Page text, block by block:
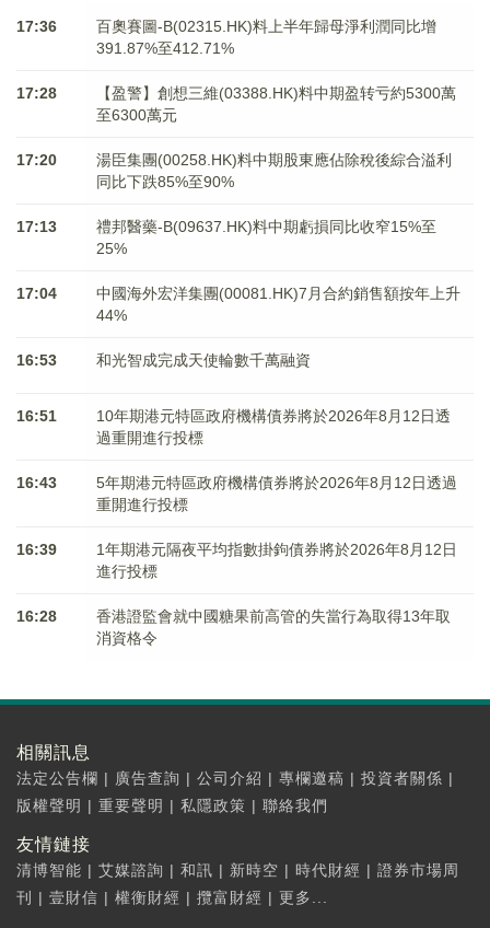
17:36
百奧賽圖-B(02315.HK)料上半年歸母淨利潤同比增
391.87%至412.71%
17:28
【盈警】創想三維(03388.HK)料中期盈转亏約5300萬
至6300萬元
17:20
湯臣集團(00258.HK)料中期股東應佔除稅後綜合溢利
同比下跌85%至90%
17:13
禮邦醫藥-B(09637.HK)料中期虧損同比收窄15%至
25%
17:04
中國海外宏洋集團(00081.HK)7月合約銷售額按年上升
44%
16:53 和光智成完成天使輪數千萬融資
16:51
10年期港元特區政府機構債券將於2026年8月12日透
過重開進行投標
16:43
5年期港元特區政府機構債券將於2026年8月12日透過
重開進行投標
16:39
1年期港元隔夜平均指數掛鉤債券將於2026年8月12日
進行投標
16:28
香港證監會就中國糖果前高管的失當行為取得13年取
消資格令
相關訊息
法定公告欄 | 廣告查詢 | 公司介紹 | 專欄邀稿 | 投資者關係 |
版權聲明 | 重要聲明 | 私隱政策 | 聯絡我們
友情鏈接
清博智能 | 艾媒諮詢 | 和訊 | 新時空 | 時代財經 | 證券市場周
刊
| 壹財信 | 權衡財經 | 攬富財經 | 更多...